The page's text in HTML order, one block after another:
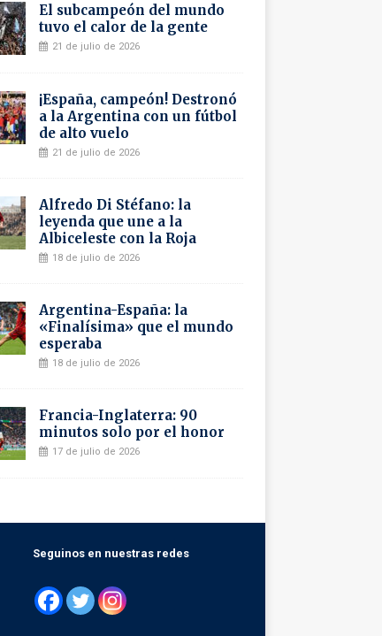
El subcampeón del mundo
tuvo el calor de la gente
21 de julio de 2026
¡España, campeón! Destronó
a la Argentina con un fútbol
de alto vuelo
21 de julio de 2026
Alfredo Di Stéfano: la
leyenda que une a la
Albiceleste con la Roja
18 de julio de 2026
Argentina-España: la
«Finalísima» que el mundo
esperaba
18 de julio de 2026
Francia-Inglaterra: 90
minutos solo por el honor
17 de julio de 2026
Seguinos en nuestras redes